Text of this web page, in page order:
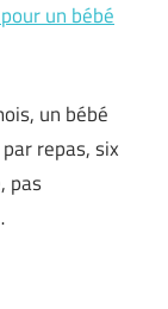
un bébé
un bébé
repas, six
pas